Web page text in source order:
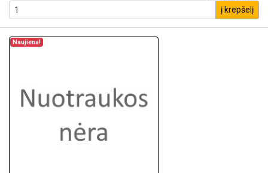
į krepšelį
Naujiena!